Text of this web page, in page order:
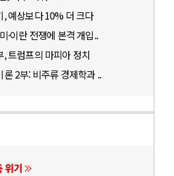
, 예상보다 10% 더 크다
·이란 전쟁에 본격 개입..
트럼프의 마피아 정치
2부: 비주류 경제학과 ..
인간